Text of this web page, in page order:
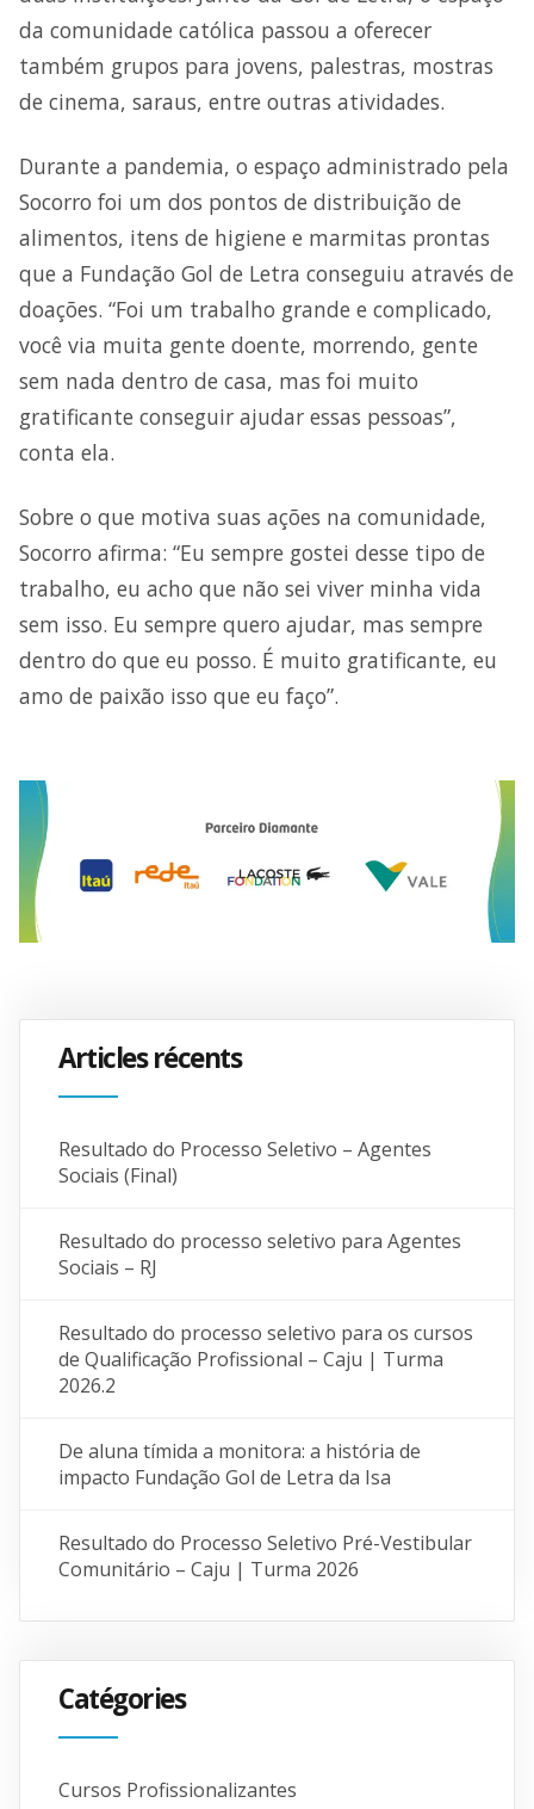
da comunidade católica passou a oferecer
também grupos para jovens, palestras, mostras
de cinema, saraus, entre outras atividades.
Durante a pandemia, o espaço administrado pela
Socorro foi um dos pontos de distribuição de
alimentos, itens de higiene e marmitas prontas
que a Fundação Gol de Letra conseguiu através de
doações. “Foi um trabalho grande e complicado,
você via muita gente doente, morrendo, gente
sem nada dentro de casa, mas foi muito
gratificante conseguir ajudar essas pessoas”,
conta ela.
Sobre o que motiva suas ações na comunidade,
Socorro afirma: “Eu sempre gostei desse tipo de
trabalho, eu acho que não sei viver minha vida
sem isso. Eu sempre quero ajudar, mas sempre
dentro do que eu posso. É muito gratificante, eu
amo de paixão isso que eu faço”.
Articles récents
Resultado do Processo Seletivo – Agentes
Sociais (Final)
Resultado do processo seletivo para Agentes
Sociais – RJ
Resultado do processo seletivo para os cursos
de Qualificação Profissional – Caju | Turma
2026.2
De aluna tímida a monitora: a história de
impacto Fundação Gol de Letra da Isa
Resultado do Processo Seletivo Pré-Vestibular
Comunitário – Caju | Turma 2026
Catégories
Cursos Profissionalizantes